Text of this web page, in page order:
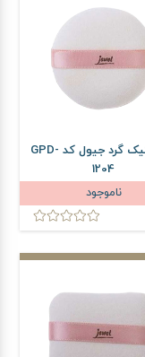
پد پنکیک گرد جیول کد GPD-
1204
ناموجود